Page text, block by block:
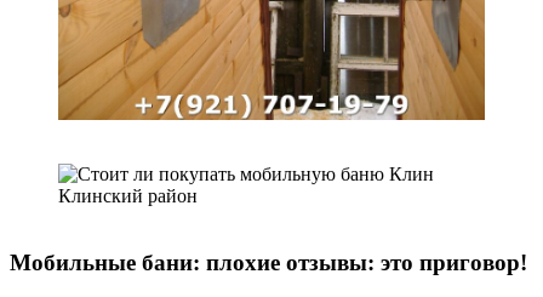
Мобильные бани: плохие отзывы: это приговор!